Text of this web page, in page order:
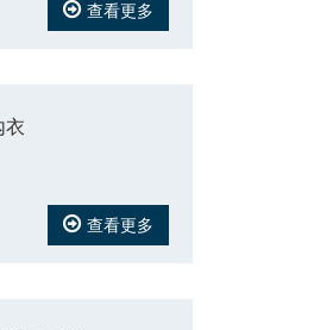
查看更多
衣
查看更多